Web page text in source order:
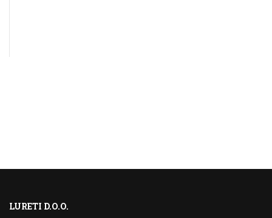
LURETI D.O.O.